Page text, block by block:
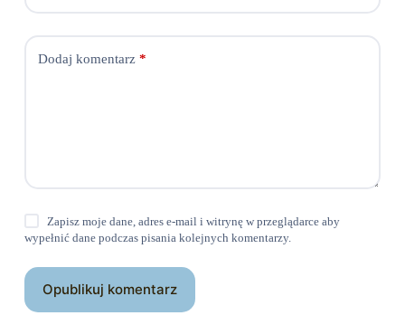
Dodaj komentarz*
Zapisz moje dane, adres e-mail i witrynę w przeglądarce aby
wypełnić dane podczas pisania kolejnych komentarzy.
Opublikuj komentarz